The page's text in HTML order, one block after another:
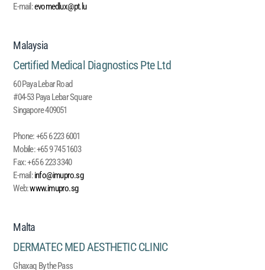
E-mail:evomedlux@pt.lu
Malaysia
Certified Medical Diagnostics Pte Ltd
60 Paya Lebar Road
#04-53 Paya Lebar Square
Singapore 409051
Phone:+65 6 223 6001
Mobile:+65 9 745 1603
Fax:+65 6 223 3340
E-mail:info@imupro.sg
Web:www.imupro.sg
Malta
DERMATEC MED AESTHETIC CLINIC
Ghaxaq By the Pass